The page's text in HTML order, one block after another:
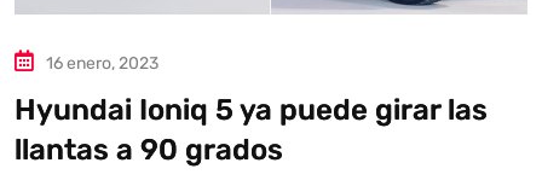
16 enero, 2023
Hyundai Ioniq 5 ya puede girar las
llantas a 90 grados